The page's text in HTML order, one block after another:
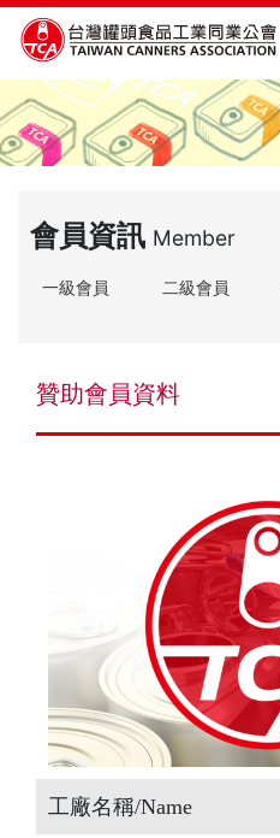
會員資訊 Member
一級會員 二級會員
贊助會員資料
工廠名稱/Name